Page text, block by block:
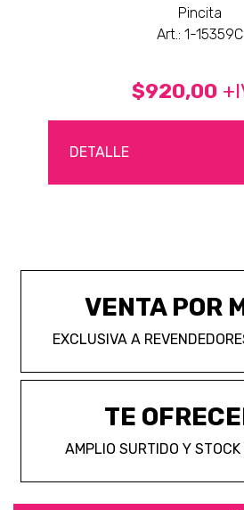
Pincita
Art.: 1-15359C
$920,00
DETALLE
VENTA POR
EXCLUSIVA A
TE
AMPLIO SURTIDO Y